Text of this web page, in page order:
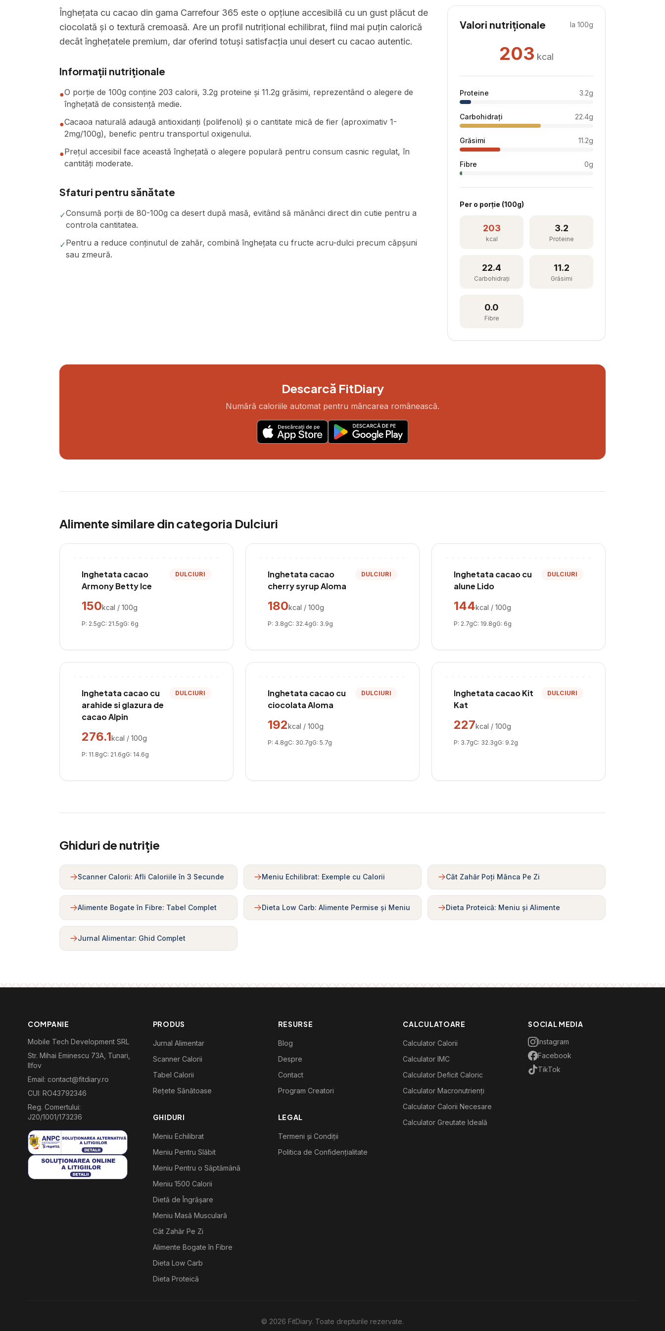
Înghețata cu cacao din gama Carrefour 365 este o opțiune accesibilă cu un gust plăcut de
ciocolată și o textură cremoasă. Are un profil nutrițional echilibrat, fiind mai puțin calorică
decât înghețatele premium, dar oferind totuși satisfacția unui desert cu cacao autentic.
Informații nutriționale
●O porție de 100g conține 203 calorii, 3.2g proteine și 11.2g grăsimi, reprezentând o alegere de
înghețată de consistență medie.
●Cacaoa naturală adaugă antioxidanți (polifenoli) și o cantitate mică de fier (aproximativ 1-
2mg/100g), benefic pentru transportul oxigenului.
●Prețul accesibil face această înghețată o alegere populară pentru consum casnic regulat, în
cantități moderate.
Sfaturi pentru sănătate
✓Consumă porții de 80-100g ca desert după masă, evitând să mănânci direct din cutie pentru a
controla cantitatea.
✓Pentru a reduce conținutul de zahăr, combină înghețata cu fructe acru-dulci precum căpșuni
sau zmeură.
Valori nutriționale la 100g
203 kcal
Proteine 3.2g
Carbohidrați 22.4g
Grăsimi 11.2g
Fibre 0g
Per o porție (100g)
203
kcal
3.2
Proteine
22.4
Carbohidrați
11.2
Grăsimi
0.0
Fibre
Descarcă FitDiary
Numără caloriile automat pentru mâncarea românească.
Alimente similare din categoria Dulciuri
Inghetata cacao
Armony Betty Ice
DULCIURI
150kcal / 100g
P: 2.5gC: 21.5gG: 6g
Inghetata cacao
cherry syrup Aloma
DULCIURI
180kcal / 100g
P: 3.8gC: 32.4gG: 3.9g
Inghetata cacao cu
alune Lido
DULCIURI
144kcal / 100g
P: 2.7gC: 19.8gG: 6g
Inghetata cacao cu
arahide si glazura de
cacao Alpin
DULCIURI
276.1kcal / 100g
P: 11.8gC: 21.6gG: 14.6g
Inghetata cacao cu
ciocolata Aloma
DULCIURI
192kcal / 100g
P: 4.8gC: 30.7gG: 5.7g
Inghetata cacao Kit
Kat
DULCIURI
227kcal / 100g
P: 3.7gC: 32.3gG: 9.2g
Ghiduri de nutriție
Scanner Calorii: Afli Caloriile în 3 Secunde Meniu Echilibrat: Exemple cu Calorii Cât Zahăr Poți Mânca Pe Zi
Alimente Bogate în Fibre: Tabel Complet Dieta Low Carb: Alimente Permise și Meniu Dieta Proteică: Meniu și Alimente
Jurnal Alimentar: Ghid Complet
COMPANIE
Mobile Tech Development SRL
Str. Mihai Eminescu 73A, Tunari,
Ilfov
Email: contact@fitdiary.ro
CUI: RO43792346
Reg. Comertului:
J20/1001/173236
PRODUS
Jurnal Alimentar
Scanner Calorii
Tabel Calorii
Rețete Sănătoase
GHIDURI
Meniu Echilibrat
Meniu Pentru Slăbit
Meniu Pentru o Săptămână
Meniu 1500 Calorii
Dietă de Îngrășare
Meniu Masă Musculară
Cât Zahăr Pe Zi
Alimente Bogate în Fibre
Dieta Low Carb
Dieta Proteică
RESURSE
Blog
Despre
Contact
Program Creatori
LEGAL
Termeni și Condiții
Politica de Confidențialitate
CALCULATOARE
Calculator Calorii
Calculator IMC
Calculator Deficit Caloric
Calculator Macronutrienți
Calculator Calorii Necesare
Calculator Greutate Ideală
SOCIAL MEDIA
Instagram
Facebook
TikTok
© 2026 FitDiary. Toate drepturile rezervate.